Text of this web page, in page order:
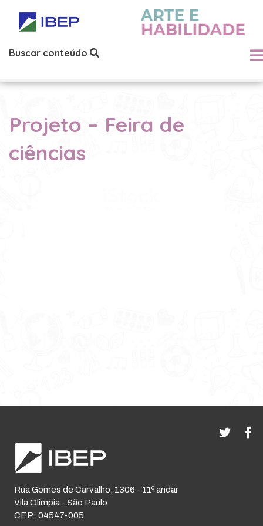
Buscar conteúdo
Projeto – Feira de
ciências
Rua Gomes de Carvalho, 1306 - 11º andar
Vila Olimpia - São Paulo
CEP: 04547-005